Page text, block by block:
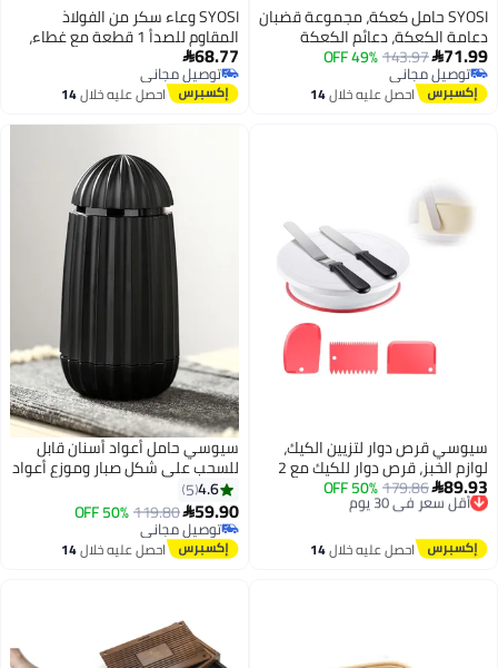
SYOSI حامل كعكة، مجموعة قضبان
دعامة الكعكة، دعائم الكعكة
للكعك متعدد الطبقات، قضبان دعم
الكعكة البلاستيكية، أعمدة حامل
كعكة بيضاء مع 3 قطع من لوحات
71.99
143.97
49% OFF
توصيل مجاني
توصيل مجانياحصل عليه خلال14
SYOSI وعاء سكر من الفولاذ
المقاوم للصدأ 1 قطعة مع غطاء،
حوامل مكعبات السكر بسطح
شفاف، وعاء حلوى كروي، حاوية
آمنة لغسالة الصحون، طبق تقديم
68.77
توصيل مجاني
توصيل مجانياحصل عليه خلال14
سيوسي قرص دوار لتزيين الكيك،
لوازم الخبز، قرص دوار للكيك مع 2
كاشطات أكثر سلاسة، حامل كعكة
89.93
179.86
50% OFF أقل سعر في 30 يوم
توصيل مجاني
احصل عليه خلال14
اغسطس
سيوسي حامل أعواد أسنان قابل
للسحب على شكل صبار وموزع أعواد
أسنان أوتوماتيكي منظم تخزين
لتزيين المطبخ أسود
4.6
5
59.90
119.80
50% OFF
توصيل مجاني
توصيل مجانياحصل عليه خلال14
اغسطس